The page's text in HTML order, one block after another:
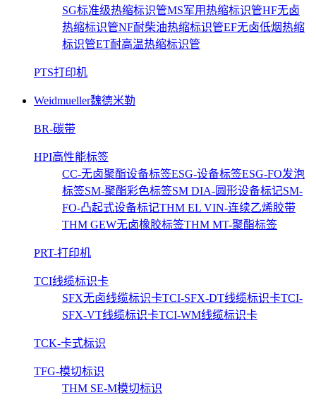
SG标准级热缩标识管MS军用热缩标识管HF无卤
热缩标识管NF耐柴油热缩标识管EF无卤低烟热缩
标识管ET耐高温热缩标识管
PTS打印机
Weidmueller魏德米勒
BR-碳带
HPI高性能标签
CC-无卤聚酯设备标签ESG-设备标签ESG-FO发泡
标签SM-聚酯彩色标签SM DIA-圆形设备标记SM-
FO-凸起式设备标记THM EL VIN-连续乙烯胶带
THM GEW无卤橡胶标签THM MT-聚酯标签
PRT-打印机
TCI线缆标识卡
SFX无卤线缆标识卡TCI-SFX-DT线缆标识卡TCI-
SFX-VT线缆标识卡TCI-WM线缆标识卡
TCK-卡式标识
TFG-模切标识
THM SE-M模切标识